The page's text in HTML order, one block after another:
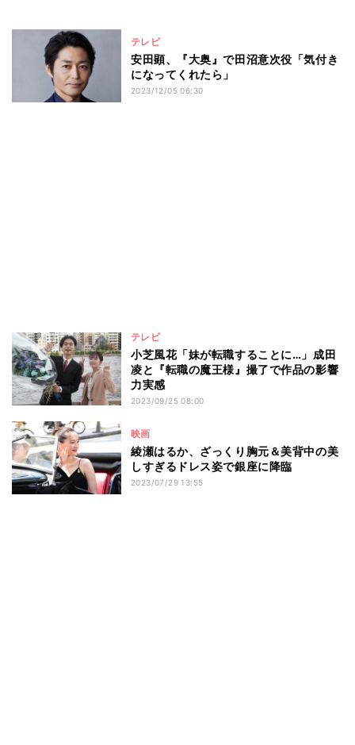
テレビ
安田顕、『大奥』で田沼意次役「気付き
になってくれたら」
2023/12/05 06:30
テレビ
小芝風花「妹が転職することに…」成田
凌と『転職の魔王様』撮了で作品の影響
力実感
2023/09/25 08:00
映画
綾瀬はるか、ざっくり胸元＆美背中の美
しすぎるドレス姿で銀座に降臨
2023/07/29 13:55